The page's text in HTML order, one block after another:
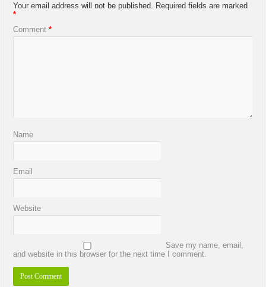
Your email address will not be published. Required fields are marked
*
Comment*
Name
Email
Website
Save my name, email,
and website in this browser for the next time I comment.